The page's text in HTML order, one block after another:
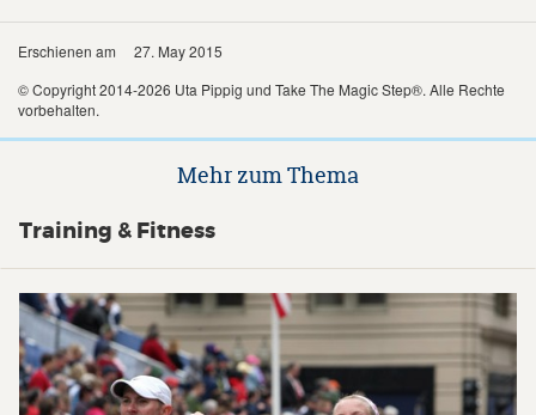
Erschienen am
27. May 2015
© Copyright 2014-2026 Uta Pippig und Take The Magic Step®. Alle Rechte
vorbehalten.
Mehr zum Thema
Training & Fitness